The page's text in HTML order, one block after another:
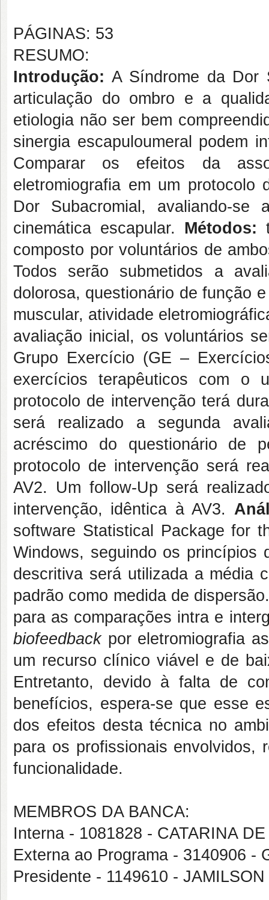
PÁGINAS: 53
RESUMO:
Introdução: A Síndrome da Dor
articulação do ombro e a
etiologia não ser bem
sinergia escapuloumeral podem
Comparar os efeitos da
eletromiografia em um
Dor Subacromial, avaliando-
cinemática escapular. Métodos:
composto por voluntários de
Todos serão submetidos a
dolorosa, questionário de função
muscular, atividade
avaliação inicial, os voluntários
Grupo Exercício (GE –
exercícios terapêuticos com o
protocolo de intervenção terá
será realizado a segunda
acréscimo do questionário de
protocolo de intervenção será
AV2. Um follow-Up será
intervenção, idêntica à AV3.
software Statistical Package for
Windows, seguindo os princípios
descritiva será utilizada a média
padrão como medida de
para as comparações intra e
biofeedbackpor eletromiografia
um recurso clínico viável e de
Entretanto, devido à falta de
benefícios, espera-se que esse
dos efeitos desta técnica no
para os profissionais envolvidos,
funcionalidade.
MEMBROS DA BANCA:
Interna - 1081828 - CATARINA
Externa ao Programa - 3140906 -
Presidente - 1149610 -